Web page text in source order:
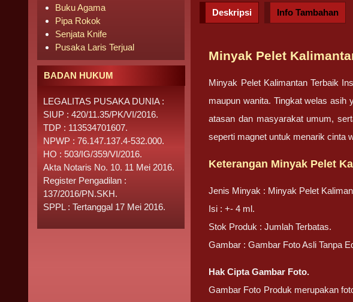
Deskripsi Info Tambahan
Minyak Pelet
Minyak Pelet Kalimantan Terbaik
maupun wanita. Tingkat welas asih
atasan dan masyarakat umum,
seperti magnet untuk menarik cinta
Keterangan Minyak Pelet
Jenis Minyak : Minyak Pelet
Isi : +- 4 ml.
Stok Produk : Jumlah Terbatas.
Gambar : Gambar Foto Asli Tanpa
Hak Cipta Gambar Foto.
Gambar Foto Produk merupakan
Buku Agama
Pipa Rokok
Senjata Knife
Pusaka Laris Terjual
BADAN HUKUM
LEGALITAS PUSAKA DUNIA :
SIUP : 420/11.35/PK/VI/2016.
TDP : 113534701607.
NPWP : 76.147.137.4-532.000.
HO : 503/IG/359/VI/2016.
Akta Notaris No. 10. 11 Mei 2016.
Register Pengadilan :
137/2016/PN.SKH.
SPPL : Tertanggal 17 Mei 2016.